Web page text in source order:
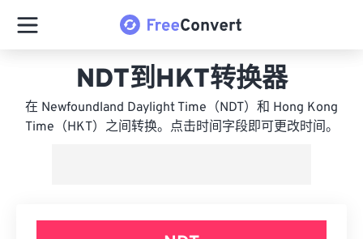
NDT到HKT转换器
在 Newfoundland Daylight Time（NDT）和 Hong Kong
Time（HKT）之间转换。点击时间字段即可更改时间。